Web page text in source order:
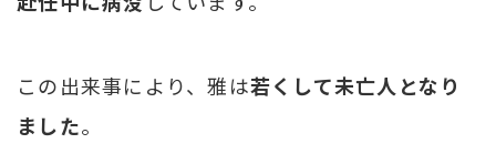
この出来事により、雅は若くして未亡人となり
ました。